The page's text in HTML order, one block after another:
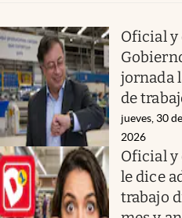
Oficial y
jornada
de
jueves, 30
2026
Oficial y
le dice
trabajo